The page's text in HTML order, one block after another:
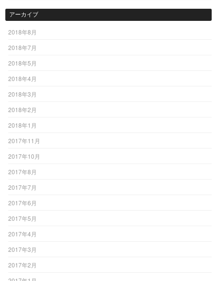
アーカイブ
2018年8月
2018年7月
2018年5月
2018年4月
2018年3月
2018年2月
2018年1月
2017年11月
2017年10月
2017年8月
2017年7月
2017年6月
2017年5月
2017年4月
2017年3月
2017年2月